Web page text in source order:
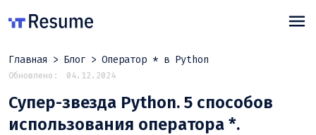
Главная Блог Оператор * в Python
Обновлено: 04.12.2024
Супер-звезда Python. 5 способов
использования оператора *.